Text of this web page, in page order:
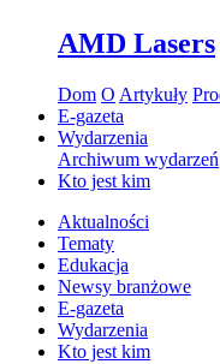
AMD Lasers
Dom O Artykuły
E-gazeta
Wydarzenia
Archiwum wydarzeń
Kto jest kim
Aktualności
Tematy
Edukacja
Newsy branżowe
E-gazeta
Wydarzenia
Kto jest kim